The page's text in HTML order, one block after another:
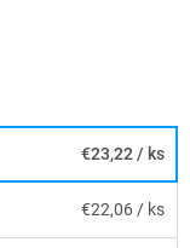
€23,22/ ks
€22,06/ ks